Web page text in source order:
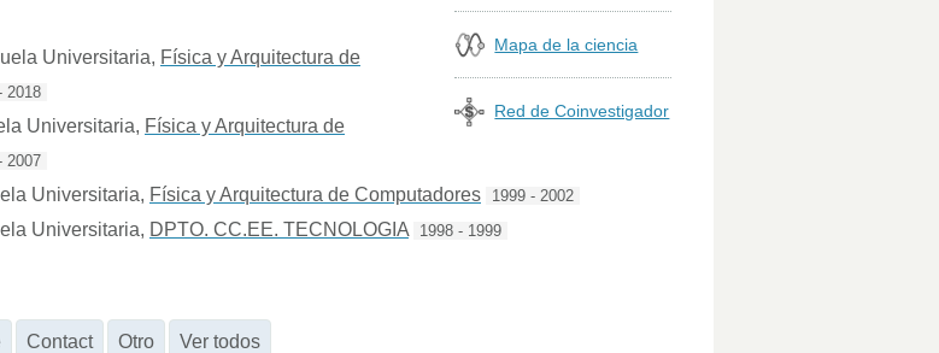
Mapa de la ciencia
Red de Coinvestigador
Universitaria, Física y Arquitectura de
2018
Universitaria, Física y Arquitectura de
2007
Universitaria, Física y Arquitectura de Computadores 1999 - 2002
Universitaria, DPTO. CC.EE. TECNOLOGIA 1998 - 1999
Contact Otro Ver todos